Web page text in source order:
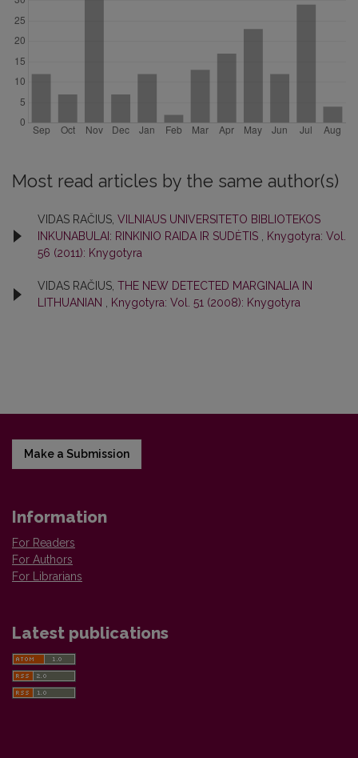
Most read articles by the same author(s)
VIDAS RAČIUS, VILNIAUS UNIVERSITETO BIBLIOTEKOS
INKUNABULAI: RINKINIO RAIDA IR SUDĖTIS
Knygotyra: Vol.
56 (2011): Knygotyra
VIDAS RAČIUS, THE NEW DETECTED MARGINALIA IN
LITHUANIAN
Knygotyra: Vol. 51 (2008): Knygotyra
Make a Submission
Information
For Readers
For Authors
For Librarians
Latest publications